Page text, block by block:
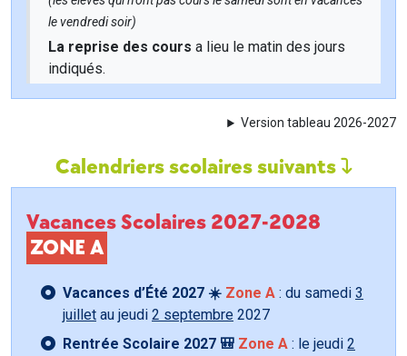
le vendredi soir)
La reprise des cours a lieu le matin des jours
indiqués.
Version tableau 2026-2027
Calendriers scolaires suivants
Vacances Scolaires 2027-2028
ZONE A
Vacances d’Été 2027 ☀️ Zone A : du samedi 3
juillet au jeudi 2 septembre 2027
Rentrée Scolaire 2027 🎒 Zone A : le jeudi 2